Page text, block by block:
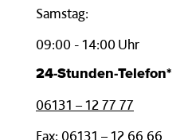
Samstag:
09:00 - 14:00 Uhr
24-Stunden-Telefon*
06131 – 12 77 77
Fax: 06131 – 12 66 66